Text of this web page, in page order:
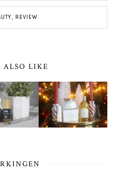
, REVIEW
ALSO LIKE